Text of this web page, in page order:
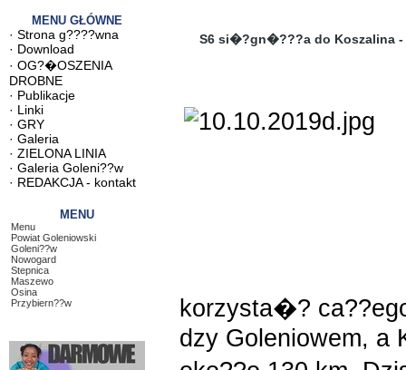
MENU GŁÓWNE
· Strona g????wna
· Download
· OG?�OSZENIA
DROBNE
· Publikacje
· Linki
· GRY
· Galeria
· ZIELONA LINIA
· Galeria Goleni??w
· REDAKCJA - kontakt
MENU
Menu
Powiat Goleniowski
Goleni??w
Nowogard
Stepnica
Maszewo
Osina
Przybiern??w
S6 si�?gn�???a do Koszalina -
korzysta�?
dzy Goleniowem, a